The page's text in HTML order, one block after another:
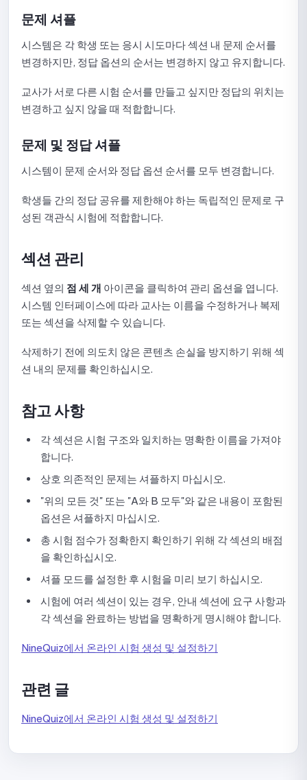
Quick Quiz를 위해 라이브러리에서 질문을 무작위로 선택하
Quick Quiz에서 지원하는 문제 유형
Quick Quiz 통계 확인 가이드
Quick Quiz 복사 가이드
Quick Quiz 삭제 방법
문제 은행
라이브러리에 문제를 추가하는 방법
라이브러리 내 문제 수정 또는 삭제 가이드
카테고리 및 문제 그룹 관리 가이드
클래스 생성, 수정 및 삭제
학생 초대 및 클래스 가입 승인
클래스 활동 및 퀴즈 추적
관리 권한
문제 셔플
시스템은 각 학생 또는 응시 시도마다 섹션 내 문제 순서를
변경하지만, 정답 옵션의 순서는 변경하지 않고 유지합니다.
교사가 서로 다른 시험 순서를 만들고 싶지만 정답의 위치는
변경하고 싶지 않을 때 적합합니다.
문제 및 정답 셔플
시스템이 문제 순서와 정답 옵션 순서를 모두 변경합니다.
학생들 간의 정답 공유를 제한해야 하는 독립적인 문제로 구
성된 객관식 시험에 적합합니다.
섹션 관리
섹션 옆의 점 세 개 아이콘을 클릭하여 관리 옵션을 엽니다.
시스템 인터페이스에 따라 교사는 이름을 수정하거나 복제
또는 섹션을 삭제할 수 있습니다.
삭제하기 전에 의도치 않은 콘텐츠 손실을 방지하기 위해 섹
션 내의 문제를 확인하십시오.
참고 사항
각 섹션은 시험 구조와 일치하는 명확한 이름을 가져야
합니다.
상호 의존적인 문제는 셔플하지 마십시오.
"위의 모든 것" 또는 "A와 B 모두"와 같은 내용이 포함된
옵션은 셔플하지 마십시오.
총 시험 점수가 정확한지 확인하기 위해 각 섹션의 배점
을 확인하십시오.
셔플 모드를 설정한 후 시험을 미리 보기 하십시오.
시험에 여러 섹션이 있는 경우, 안내 섹션에 요구 사항과
각 섹션을 완료하는 방법을 명확하게 명시해야 합니다.
NineQuiz에서 온라인 시험 생성 및 설정하기
관련 글
NineQuiz에서 온라인 시험 생성 및 설정하기